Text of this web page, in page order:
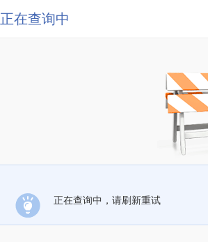
正在查询中
正在查询中，请刷新重试